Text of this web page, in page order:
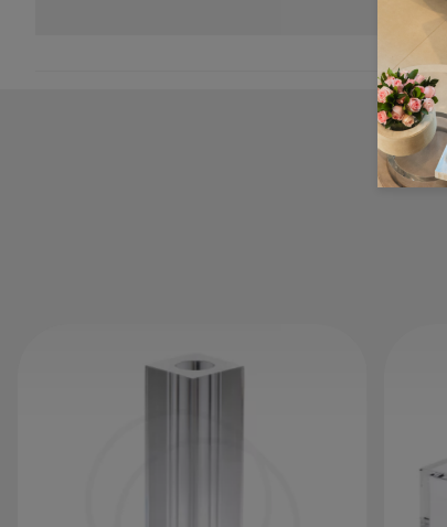
Mantenha suas peças sempre
certifique-se de que não há nenhum
álcool ou solvente ou ainda máquina